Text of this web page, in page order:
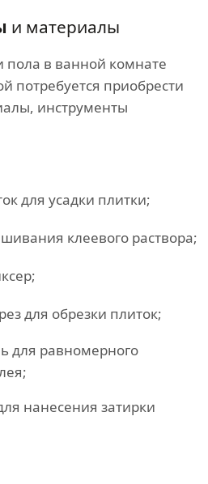
и материалы
пола в ванной комнате
потребуется приобрести
инструменты
для усадки плитки;
клеевого раствора;
для обрезки плиток;
для равномерного
нанесения затирки